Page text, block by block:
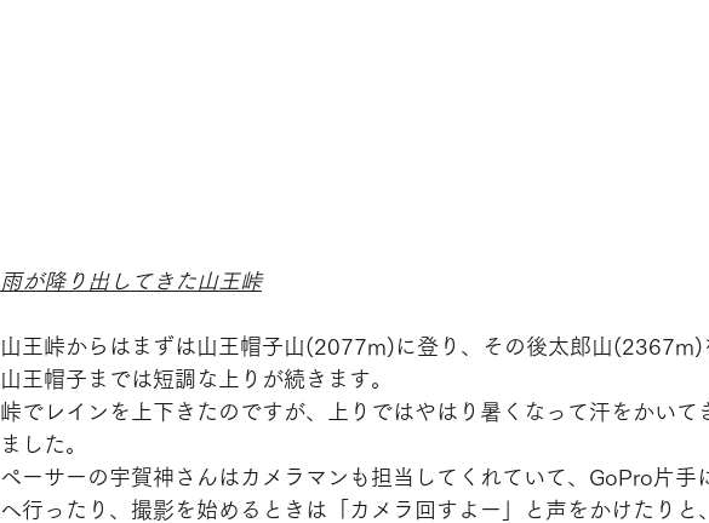
雨が降り出してきた山王峠
山王峠からはまずは山王帽子山(2077m)に登り、その後太郎山(2367m)
山王帽子までは短調な上りが続きます。
峠でレインを上下きたのですが、上りではやはり暑くなって汗をかいて
ました。
ペーサーの宇賀神さんはカメラマンも担当してくれていて、GoPro片手
へ行ったり、撮影を始めるときは「カメラ回すよー」と声をかけたりと